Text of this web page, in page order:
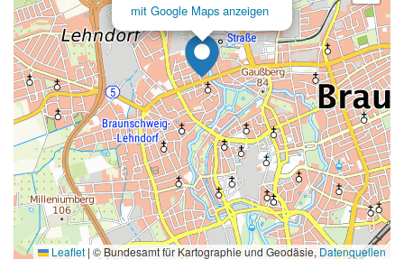
mit Google Maps anzeigen
Leaflet | © Bundesamt für Kartographie und Geodäsie, Datenquellen